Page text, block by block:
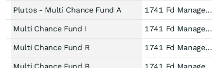
Plutos - Multi Chance Fund A 1741 Fd Managem AG
Multi Chance Fund I 1741 Fd Managem AG
Multi Chance Fund R 1741 Fd Managem AG